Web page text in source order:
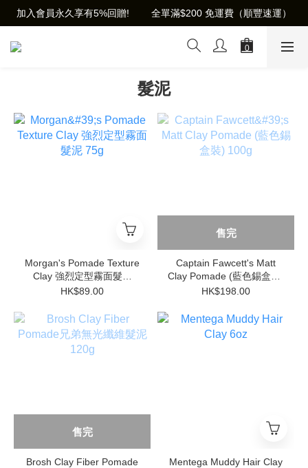
加入會員永久享有5%回贈!        全單滿$200 免運費（順豐速運）
髮泥
Morgan's Pomade Texture
Clay 強烈定型霧面髮泥
75g
HK$89.00
售完
Captain Fawcett's Matt
Clay Pomade (藍色錫盒裝)
100g
HK$198.00
售完
Brosh Clay Fiber Pomade
Mentega Muddy Hair Clay